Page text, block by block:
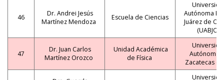
46
Dr. Andrei Jesús
Martínez Mendoza
Escuela de Ciencias
Autónoma
Juárez de
(UABJO)
47
Dr. Juan Carlos
Martínez Orozco
Unidad Académica
de Física
Autónoma
Zacatecas